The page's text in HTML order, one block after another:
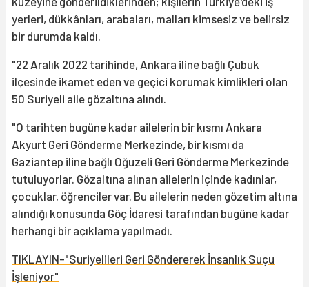
yerleri, dükkânları, arabaları, malları kimsesiz ve belirsiz
bir durumda kaldı.
"22 Aralık 2022 tarihinde, Ankara iline bağlı Çubuk
ilçesinde ikamet eden ve geçici korumak kimlikleri olan
50 Suriyeli aile gözaltına alındı.
"O tarihten bugüne kadar ailelerin bir kısmı Ankara
Akyurt Geri Gönderme Merkezinde, bir kısmı da
Gaziantep iline bağlı Oğuzeli Geri Gönderme Merkezinde
tutuluyorlar. Gözaltına alınan ailelerin içinde kadınlar,
çocuklar, öğrenciler var. Bu ailelerin neden gözetim altına
alındığı konusunda Göç İdaresi tarafından bugüne kadar
herhangi bir açıklama yapılmadı.
TIKLAYIN-"Suriyelileri Geri Göndererek İnsanlık Suçu
İşleniyor"